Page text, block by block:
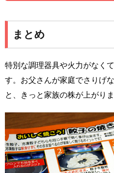
まとめ
特別な調理器具や火力がなく
す。お父さんが家庭でさりげ
と、きっと家族の株が上がりま